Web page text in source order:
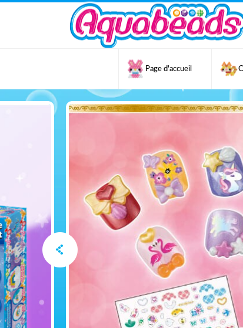
Page d'accueil